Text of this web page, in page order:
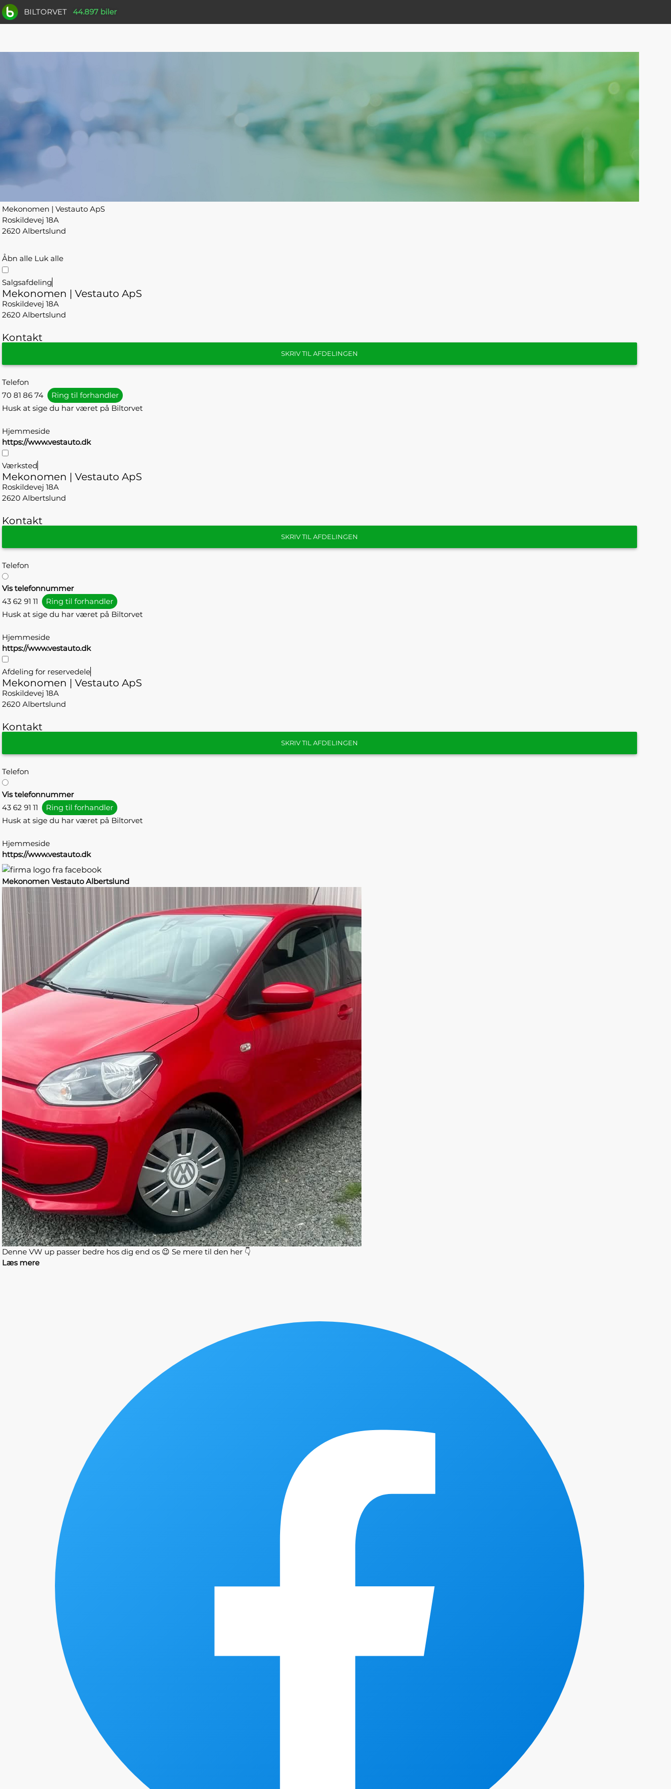
BILTORVET 44.897 biler
Mekonomen | Vestauto ApS
Roskildevej 18A
2620 Albertslund
Åbn alle Luk alle
Salgsafdeling
Mekonomen | Vestauto ApS
Roskildevej 18A
2620 Albertslund
Kontakt
SKRIV TIL AFDELINGEN
Telefon
70 81 86 74
Ring til forhandler
Husk at sige du har været på Biltorvet
Hjemmeside
https://www.vestauto.dk
Værksted
Mekonomen | Vestauto ApS
Roskildevej 18A
2620 Albertslund
Kontakt
SKRIV TIL AFDELINGEN
Telefon
Vis telefonnummer
43 62 91 11
Ring til forhandler
Husk at sige du har været på Biltorvet
Hjemmeside
https://www.vestauto.dk
Afdeling for reservedele
Mekonomen | Vestauto ApS
Roskildevej 18A
2620 Albertslund
Kontakt
SKRIV TIL AFDELINGEN
Telefon
Vis telefonnummer
43 62 91 11
Ring til forhandler
Husk at sige du har været på Biltorvet
Hjemmeside
https://www.vestauto.dk
Mekonomen Vestauto Albertslund
Denne VW up passer bedre hos dig end os 😉 Se mere til den her 👇
Læs mere